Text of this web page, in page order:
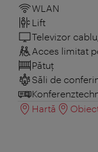
WLAN
Lift
Televizor
Acces limitat
Pătuţ
Săli de
Hartă